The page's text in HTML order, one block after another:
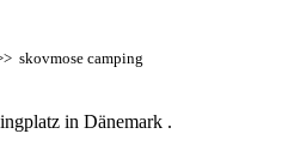
skovmose camping
in Dänemark .